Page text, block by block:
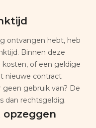
ontvangen hebt, heb
Binnen deze
of een geldige
nieuwe contract
geen gebruik van? De
dan rechtsgeldig.